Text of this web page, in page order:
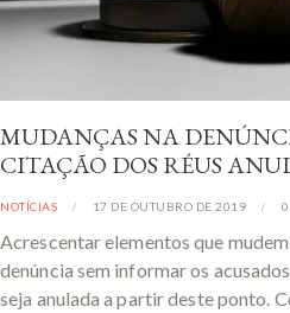
MUDANÇAS NA
CITAÇÃO DOS RÉUS
NOTÍCIAS 17 DE OUTUBRO DE 2019 0
Acrescentar elementos que
denúncia sem informar os
seja anulada a partir deste ponto.